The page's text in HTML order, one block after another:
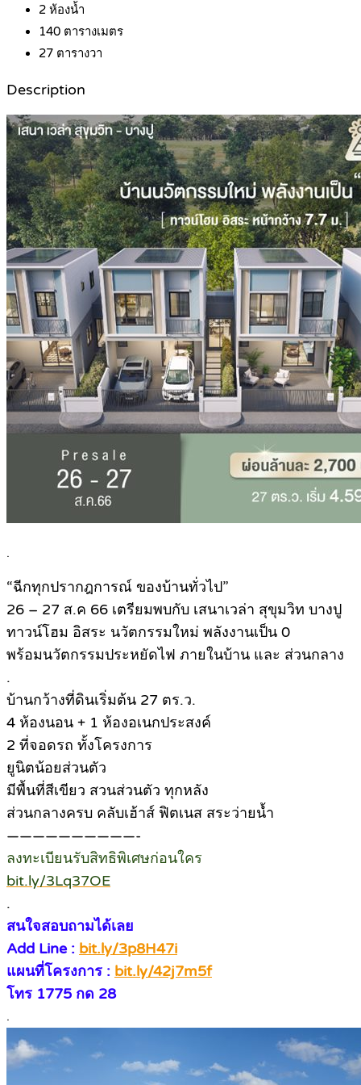
2 ห้องน้ำ
140 ตารางเมตร
27 ตารางวา
Description
.
“ฉีกทุกปรากฎการณ์ ของบ้านทั่วไป”
26 – 27 ส.ค 66 เตรียมพบกับ เสนาเวล่า สุขุมวิท บางปู
ทาวน์โฮม อิสระ นวัตกรรมใหม่ พลังงานเป็น 0
พร้อมนวัตกรรมประหยัดไฟ ภายในบ้าน และ ส่วนกลาง
.
บ้านกว้างที่ดินเริ่มต้น 27 ตร.ว.
4 ห้องนอน + 1 ห้องอเนกประสงค์
2 ที่จอดรถ ทั้งโครงการ
ยูนิตน้อยส่วนตัว
มีพื้นที่สีเขียว สวนส่วนตัว ทุกหลัง
ส่วนกลางครบ คลับเฮ้าส์ ฟิตเนส สระว่ายน้ำ
——————————-
ลงทะเบียนรับสิทธิพิเศษก่อนใคร
bit.ly/3Lq37OE
.
สนใจสอบถามได้เลย
Add Line : bit.ly/3p8H47i
แผนที่โครงการ : bit.ly/42j7m5f
โทร 1775 กด 28
.